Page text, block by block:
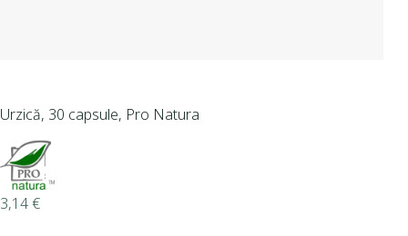
Urzică, 30 capsule, Pro Natura
3,14€